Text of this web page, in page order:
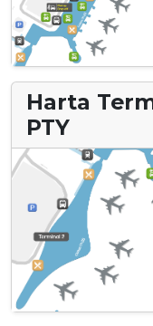
Harta
PTY